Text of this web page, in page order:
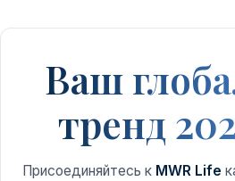
Ваш
тренд
Присоединяйтесь к MWR Life